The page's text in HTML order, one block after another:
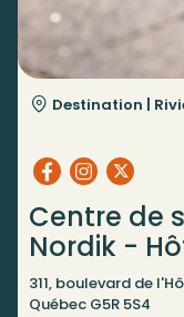
Destination |
Centre de
Nordik -
311, boulevard de
Québec G5R 5S4